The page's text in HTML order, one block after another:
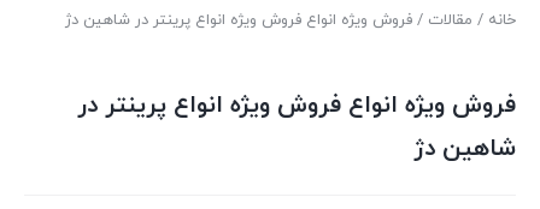
خانه / مقالات / فروش ویژه انواع فروش ویژه انواع پرینتر در شاهین دژ
فروش ویژه انواع فروش ویژه انواع پرینتر در
شاهین دژ